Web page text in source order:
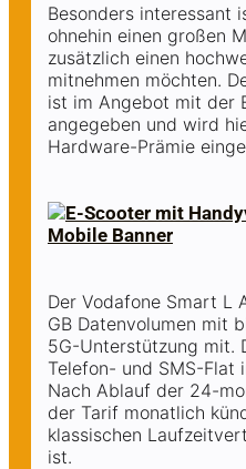
Besonders interessant
ohnehin einen großen
zusätzlich einen
mitnehmen möchten.
ist im Angebot mit der
angegeben und wird
Hardware-Prämie
Der Vodafone Smart L
GB Datenvolumen mit
5G-Unterstützung mit.
Telefon- und SMS-Flat
Nach Ablauf der 24-
der Tarif monatlich
klassischen
ist.